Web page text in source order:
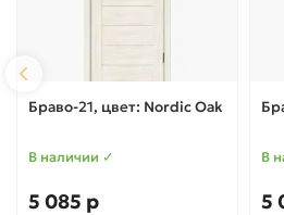
Браво-21, цвет: Nordic Oak
В наличии ✓
5 085 р
В
5